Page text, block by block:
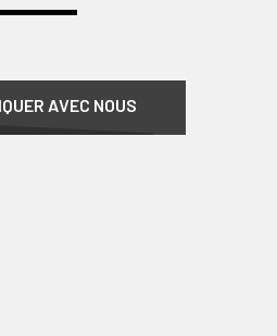
AVEC NOUS